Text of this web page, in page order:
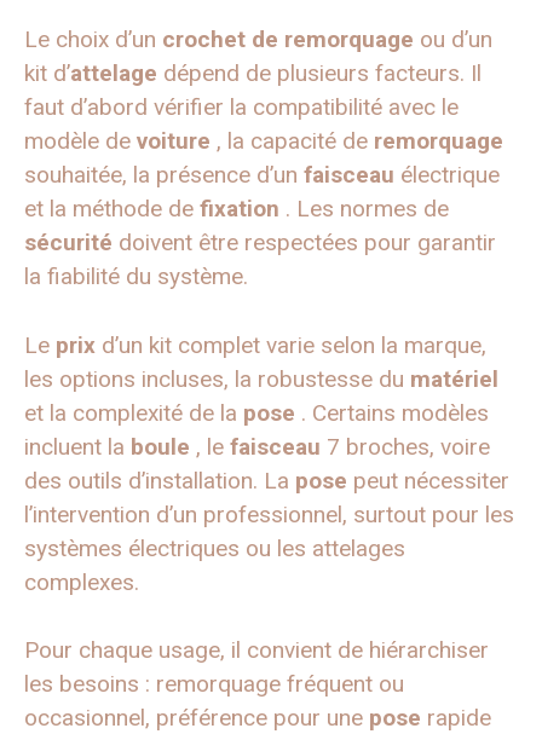
Le choix d’un crochet de remorquage ou d’un
kit d’attelage dépend de plusieurs facteurs. Il
faut d’abord vérifier la compatibilité avec le
modèle de voiture , la capacité de remorquage
souhaitée, la présence d’un faisceau électrique
et la méthode de fixation . Les normes de
sécurité doivent être respectées pour garantir
la fiabilité du système.
Le prix d’un kit complet varie selon la marque,
les options incluses, la robustesse du matériel
et la complexité de la pose . Certains modèles
incluent la boule , le faisceau 7 broches, voire
des outils d’installation. La pose peut nécessiter
l’intervention d’un professionnel, surtout pour les
systèmes électriques ou les attelages
complexes.
Pour chaque usage, il convient de hiérarchiser
les besoins : remorquage fréquent ou
occasionnel, préférence pour une pose rapide